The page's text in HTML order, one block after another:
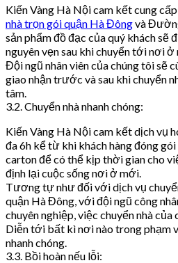
Kiến Vàng Hà Nội cam kết cung
nhà trọn gói quận Hà Đôngvà
sản phẩm đồ đạc của quý khách sẽ
nguyên vẹn sau khi chuyển tới nơi ở
Đội ngũ nhân viên của chúng tôi sẽ
giao nhận trước và sau khi chuyển
tâm.
3.2. Chuyển nhà nhanh chóng:
Kiến Vàng Hà Nội cam kết dịch vụ
đa 6h kể từ khi khách hàng đóng
carton để có thể kịp thời gian cho
định lại cuộc sống nơi ở mới.
Tương tự như đối với dịch vụ
quận Hà Đông, với đội ngũ công
chuyên nghiệp, việc chuyển nhà của
Diễn tới bất kì nơi nào trong phạm
nhanh chóng.
3.3. Bồi hoàn nếu lỗi: